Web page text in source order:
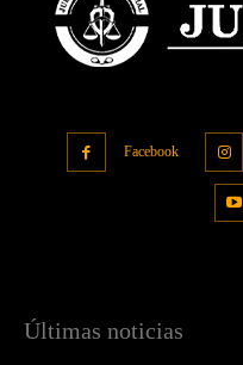
Facebook
Últimas noticias